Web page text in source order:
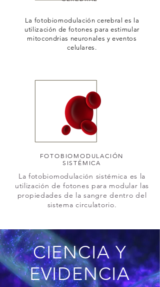
La fotobiomodulación cerebral es la
utilización de fotones para estimular
mitocondrias neuronales y eventos
celulares.
FOTOBIOMODULACIÓN
SISTÉMICA
La fotobiomodulación sistémica es la
utilización de fotones para modular las
propiedades de la sangre dentro del
sistema circulatorio.
CIENCIA Y
EVIDENCIA